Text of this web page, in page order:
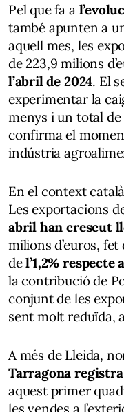
Pel que fa a
també apunten a
aquell mes, les
de 223,9 milions
l’abril de 2024. El
experimentar la
menys i un total de
confirma el
indústria
En el context
Les exportacions
abril han crescut
milions d’euros,
del’1,2% respecte
la contribució de
conjunt de les
sent molt reduïda,
A més de Lleida,
Tarragona
aquest primer
les vendes a